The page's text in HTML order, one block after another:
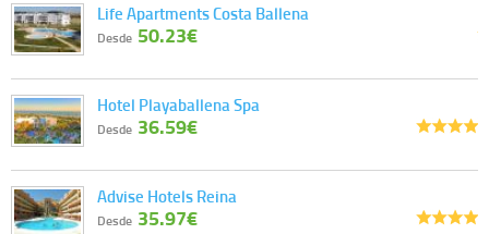
Life Apartments Costa Ballena
Desde 50.23€
Hotel Playaballena Spa
Desde 36.59€
Advise Hotels Reina
Desde 35.97€